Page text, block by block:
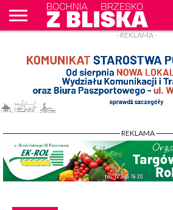
WPROST
REKLAM
- REKLAMA -
- REKLAMA -